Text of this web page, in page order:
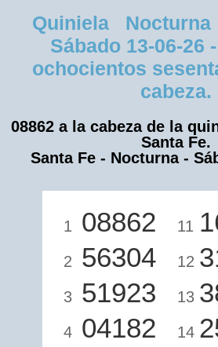
Quiniela Nocturna
Sábado 13-06-26
ochocientos
cabeza.
08862 a la cabeza de la
Santa Fe.
Santa Fe - Nocturna -
1 08862
2 56304
3 51923
4 04182
11
12
13
14